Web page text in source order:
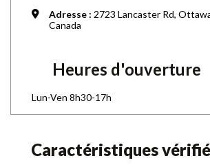
Adresse : 2723 Lancaster Rd,
Canada
Heures d'ouverture
Lun-Ven 8h30-17h
Caractéristiques